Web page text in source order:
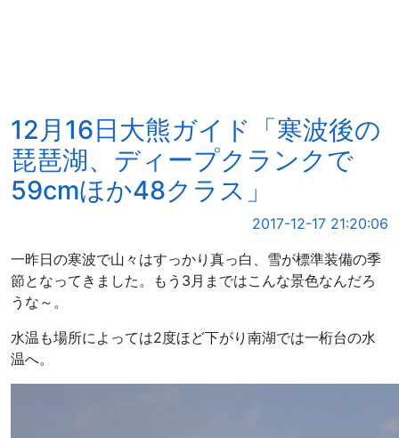
12月16日大熊ガイド「寒波後の
琵琶湖、ディープクランクで
59cmほか48クラス」
2017-12-17 21:20:06
一昨日の寒波で山々はすっかり真っ白、雪が標準装備の季
節となってきました。もう3月まではこんな景色なんだろ
うな～。
水温も場所によっては2度ほど下がり南湖では一桁台の水
温へ。